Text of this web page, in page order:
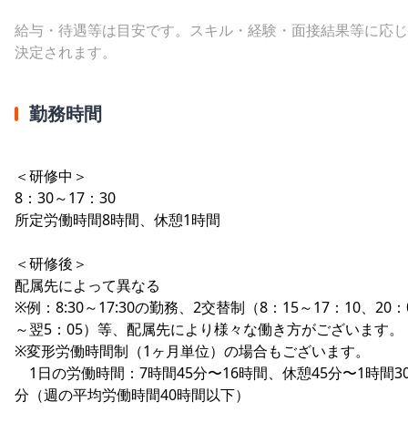
給与・待遇等は目安です。スキル・経験・面接結果等に応
決定されます。
勤務時間
＜研修中＞
8：30～17：30
所定労働時間8時間、休憩1時間
＜研修後＞
配属先によって異なる
※例：8:30～17:30の勤務、2交替制（8：15～17：10、20
～翌5：05）等、配属先により様々な働き方がございます。
※変形労働時間制（1ヶ月単位）の場合もございます。
1日の労働時間：7時間45分〜16時間、休憩45分〜1時間
分（週の平均労働時間40時間以下）